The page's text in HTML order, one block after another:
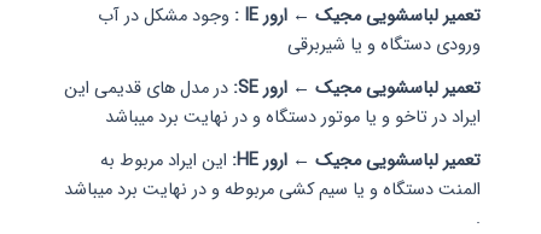
تعمیر لباسشویی مجیک ← ارور IE :
وجود مشکل در آب
ورودی دستگاه و یا شیربرقی
تعمیر لباسشویی مجیک ← ارور SE:
در مدل های قدیمی این
ایراد در تاخو و یا موتور دستگاه و در نهایت برد میباشد
تعمیر لباسشویی مجیک ← ارور HE:
این ایراد مربوط به
المنت دستگاه و یا سیم کشی مربوطه و در نهایت برد میباشد
.